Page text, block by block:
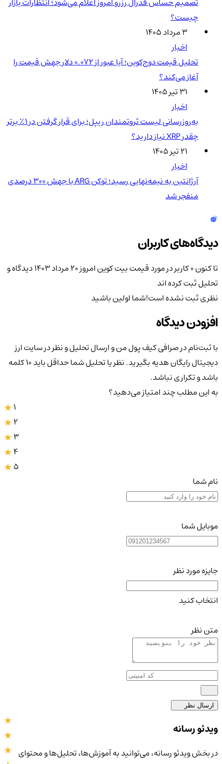
چیست؟
۳ مرداد ۱۴۰۵
اخبار
تحلیل قیمت دوج‌کوین؛ آیا عبور از ۰.۰۷۲ دلار جهش قیمت را
آغاز می‌کند؟
۳۱ تیر ۱۴۰۵
اخبار
به‌روزرسانی لیست ثروتمندان ریپل؛ برای قرار گرفتن در ۱٪ برتر
چقدر XRP نیاز دارید؟
۲۱ تیر ۱۴۰۵
اخبار
آرژانتین به نیمه‌نهایی رسید؛ توکن ARG با جهش ۳۰۰ درصدی
منفجر شد
دیدگاه‌های کاربران
تا کنون 0 کاربر در مورد قیمت بیت کوین امروز 20 مرداد 1403
دیدگاه و
تحلیل ثبت کرده اند
نظری ثبت نشده است!شما اولین باشید
افزودن دیدگاه
با ثبت‌نام در صرافی کیف پول من و ارسال تحلیل و نظر در سایت ارز
دیجیتال رایگان هدیه بگیرید. نظر یا تحلیل شما حداقل باید ۱۰ کلمه
باشد و تکراری نباشد.
به این مطلب چند امتیاز می‌دهید؟
3
4
5
نام شما
موبایل شما
جایزه مورد نظر
انتخاب کنید
متن نظر
ارسال نظر
ویدئو رسانه
در بخش ویدئو رسانه، می‌توانید به آموزش‌ها، تحلیل‌ها و محتوای